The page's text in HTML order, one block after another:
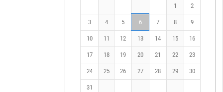
1 2
3 4 5 6 7 8 9
10 11 12 13 14 15 16
17 18 19 20 21 22 23
24 25 26 27 28 29 30
31